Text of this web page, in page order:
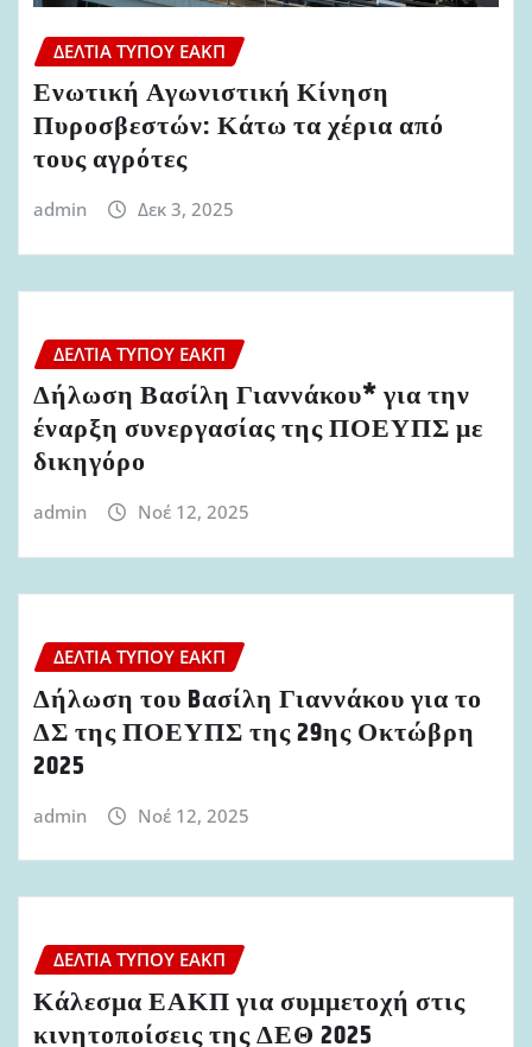
ΔΕΛΤΊΑ ΤΎΠΟΥ ΕΑΚΠ
Ενωτική Αγωνιστική Κίνηση
Πυροσβεστών: Κάτω τα χέρια από
τους αγρότες
admin Δεκ 3, 2025
ΔΕΛΤΊΑ ΤΎΠΟΥ ΕΑΚΠ
Δήλωση Βασίλη Γιαννάκου* για την
έναρξη συνεργασίας της ΠΟΕΥΠΣ με
δικηγόρο
admin Νοέ 12, 2025
ΔΕΛΤΊΑ ΤΎΠΟΥ ΕΑΚΠ
Δήλωση του Bασίλη Γιαννάκου για το
ΔΣ της ΠΟΕΥΠΣ της 29ης Οκτώβρη
2025
admin Νοέ 12, 2025
ΔΕΛΤΊΑ ΤΎΠΟΥ ΕΑΚΠ
Κάλεσμα ΕΑΚΠ για συμμετοχή στις
κινητοποίσεις της ΔΕΘ 2025